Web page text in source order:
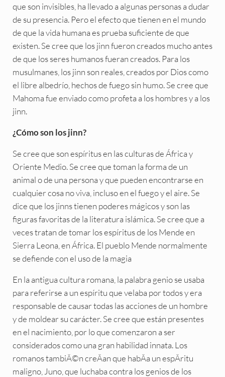
que son invisibles, ha llevado a algunas personas a dudar
de su presencia. Pero el efecto que tienen en el mundo
de que la vida humana es prueba suficiente de que
existen. Se cree que los jinn fueron creados mucho antes
de que los seres humanos fueran creados. Para los
musulmanes, los jinn son reales, creados por Dios como
el libre albedrío, hechos de fuego sin humo. Se cree que
Mahoma fue enviado como profeta a los hombres y a los
jinn.
¿Cómo son los jinn?
Se cree que son espíritus en las culturas de África y
Oriente Medio. Se cree que toman la forma de un
animal o de una persona y que pueden encontrarse en
cualquier cosa no viva, incluso en el fuego y el aire. Se
dice que los jinns tienen poderes mágicos y son las
figuras favoritas de la literatura islámica. Se cree que a
veces tratan de tomar los espíritus de los Mende en
Sierra Leona, en África. El pueblo Mende normalmente
se defiende con el uso de la magia
En la antigua cultura romana, la palabra genio se usaba
para referirse a un espíritu que velaba por todos y era
responsable de causar todas las acciones de un hombre
y de moldear su carácter. Se cree que están presentes
en el nacimiento, por lo que comenzaron a ser
considerados como una gran habilidad innata. Los
romanos tambiÃ©n creÃan que habÃa un espÃritu
maligno, Juno, que luchaba contra los genios de los